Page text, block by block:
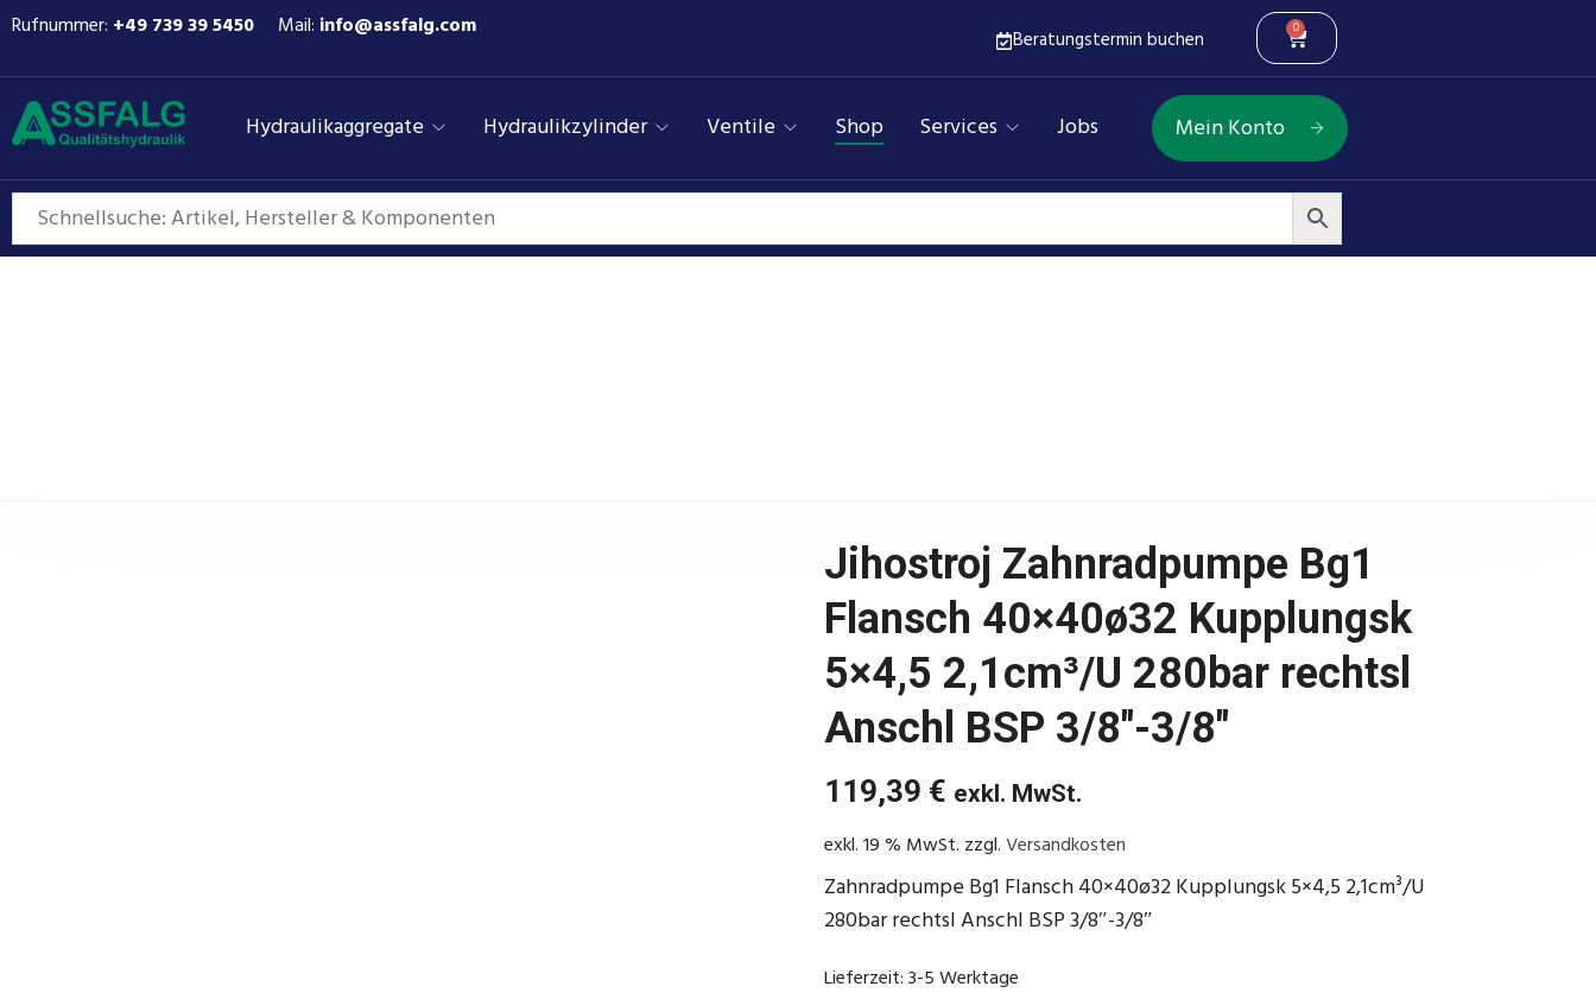
Rufnummer: +49 739 39 5450 Mail: info@assfalg.com Beratungstermin buchen 0
Hydraulikaggregate Hydraulikzylinder Ventile Shop Services Jobs Mein Konto
Jihostroj Zahnradpumpe Bg1
Flansch 40×40ø32 Kupplungsk
5×4,5 2,1cm³/U 280bar rechtsl
Anschl BSP 3/8″-3/8″
119,39 € exkl. MwSt.
exkl. 19 % MwSt. zzgl.Versandkosten
Zahnradpumpe Bg1 Flansch 40×40ø32 Kupplungsk 5×4,5 2,1cm³/U
280bar rechtsl Anschl BSP 3/8″-3/8″
Lieferzeit:3-5 Werktage